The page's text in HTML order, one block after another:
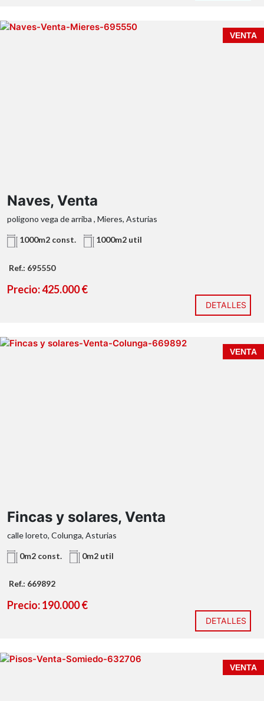
VENTA
Naves, Venta
poligono vega de arriba , Mieres, Asturias
1000m2 const. 1000m2 util
Ref.: 695550
Precio: 425.000 €
DETALLES
VENTA
Fincas y solares, Venta
calle loreto, Colunga, Asturias
0m2 const. 0m2 util
Ref.: 669892
Precio: 190.000 €
DETALLES
VENTA